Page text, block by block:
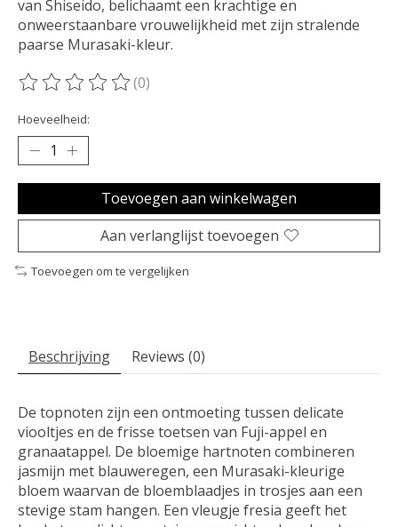
van Shiseido, belichaamt een krachtige en
onweerstaanbare vrouwelijkheid met zijn stralende
paarse Murasaki-kleur.
De beoordeling van dit product is
(0)
Hoeveelheid:
Toevoegen aan winkelwagen
Aan verlanglijst toevoegen
Toevoegen om te vergelijken
Beschrijving Reviews (0)
De topnoten zijn een ontmoeting tussen delicate
viooltjes en de frisse toetsen van Fuji-appel en
granaatappel. De bloemige hartnoten combineren
jasmijn met blauweregen, een Murasaki-kleurige
bloem waarvan de bloemblaadjes in trosjes aan een
stevige stam hangen. Een vleugje fresia geeft het